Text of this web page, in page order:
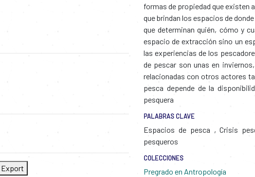
Export
formas de propiedad que existen
que brindan los espacios de
que determinan quién, cómo y
espacio de extracción sino un
las experiencias de los
de pescar son unas en
relacionadas con otros actores
pesca depende de la
pesquera
PALABRAS CLAVE
Espacios de pesca , Crisis
pesqueros
COLECCIONES
Pregrado en Antropología